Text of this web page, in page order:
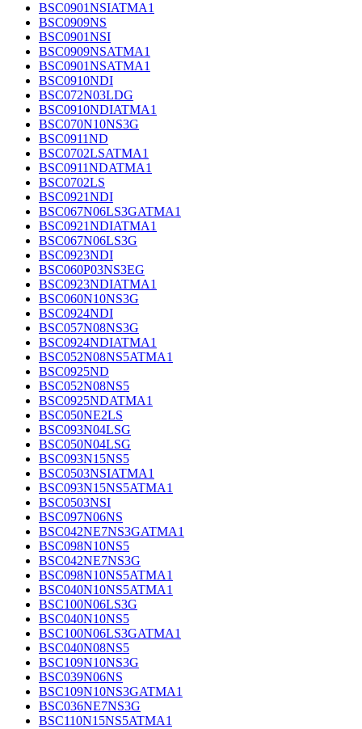
BSC0901NSIATMA1
BSC0909NS
BSC0901NSI
BSC0909NSATMA1
BSC0901NSATMA1
BSC0910NDI
BSC072N03LDG
BSC0910NDIATMA1
BSC070N10NS3G
BSC0911ND
BSC0702LSATMA1
BSC0911NDATMA1
BSC0702LS
BSC0921NDI
BSC067N06LS3GATMA1
BSC0921NDIATMA1
BSC067N06LS3G
BSC0923NDI
BSC060P03NS3EG
BSC0923NDIATMA1
BSC060N10NS3G
BSC0924NDI
BSC057N08NS3G
BSC0924NDIATMA1
BSC052N08NS5ATMA1
BSC0925ND
BSC052N08NS5
BSC0925NDATMA1
BSC050NE2LS
BSC093N04LSG
BSC050N04LSG
BSC093N15NS5
BSC0503NSIATMA1
BSC093N15NS5ATMA1
BSC0503NSI
BSC097N06NS
BSC042NE7NS3GATMA1
BSC098N10NS5
BSC042NE7NS3G
BSC098N10NS5ATMA1
BSC040N10NS5ATMA1
BSC100N06LS3G
BSC040N10NS5
BSC100N06LS3GATMA1
BSC040N08NS5
BSC109N10NS3G
BSC039N06NS
BSC109N10NS3GATMA1
BSC036NE7NS3G
BSC110N15NS5ATMA1